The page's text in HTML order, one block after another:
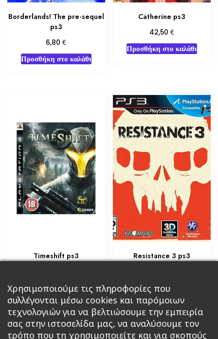
Borderlands! The pre-sequel
ps3
6,80€
Προσθήκη στο καλάθι
Catherine ps3
42,50€
Προσθήκη στο καλάθι
Timeshift ps3
Προσθήκη στο καλάθι
Resistance 3 ps3
Διαβάστε περισσότερα
Χρησιμοποιούμε τις πληροφορίες που
συλλέγονται μέσω cookies και παρόμοιων
τεχνολογιών για να βελτιώσουμε την εμπειρία
σας στην ιστοσελίδα μας, να αναλύσουμε τον
τρόπο που τη χρησιμοποιείτε και για σκοπούς